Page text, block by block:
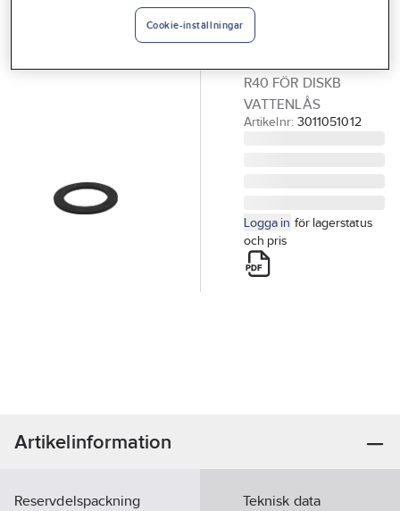
till vattenlås,
diskbänk
R40 FÖR DISKB
VATTENLÅS
Artikelnr: 3011051012
Logga in för lagerstatus
och pris
Artikelinformation
Reservdelspackning
Teknisk data
Cookie-inställningar